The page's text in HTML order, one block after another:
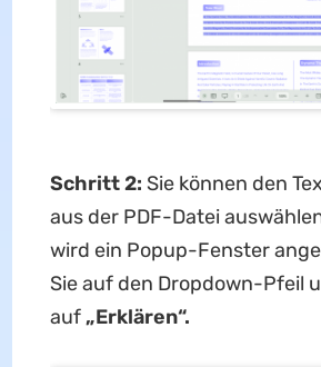
Schritt 2: Sie können den
aus der PDF-Datei
wird ein Popup-Fenster
Sie auf den Dropdown-Pfeil
auf „Erklären“.